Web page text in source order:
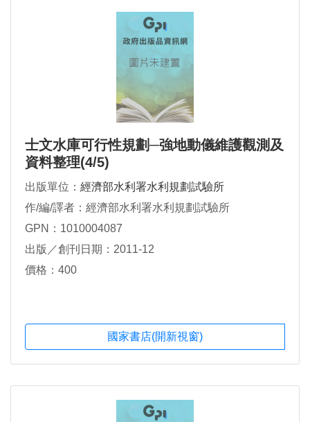
士文水庫可行性規劃─強地動儀維護觀測及
資料整理(4/5)
出版單位： 經濟部水利署水利規劃試驗所
作/編/譯者：經濟部水利署水利規劃試驗所
GPN：1010004087
出版／創刊日期：2011-12
價格：400
國家書店(開新視窗)